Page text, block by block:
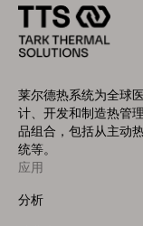
莱尔德热系统为全球
计、开发和制造热管
品组合，包括从主动
统等。
Footer
Menu
应用
分析